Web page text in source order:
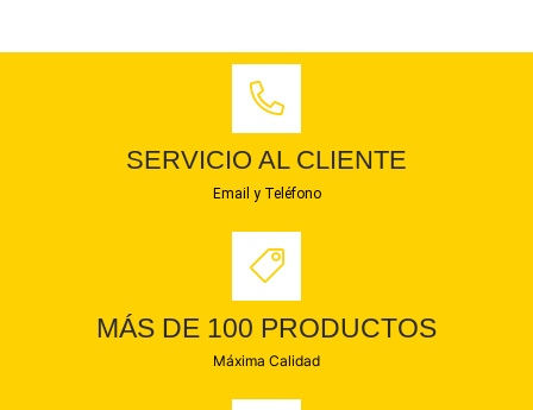
SERVICIO AL CLIENTE
Email y Teléfono
MÁS DE 100 PRODUCTOS
Máxima Calidad